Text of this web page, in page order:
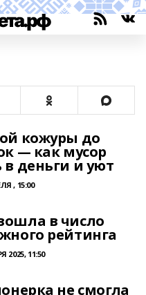
кожуры до
— как мусор
в деньги и уют
, 15:00
в число
рейтинга
2025, 11:50
не смогла